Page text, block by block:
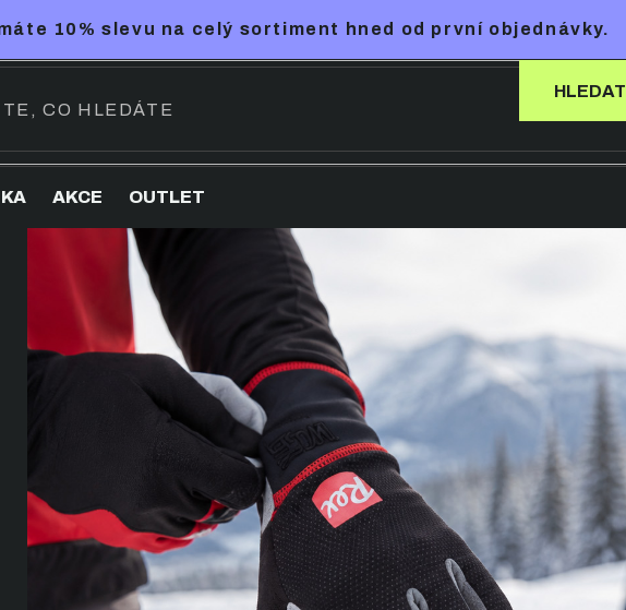
10% slevu na celý sortiment hned od první objednávky.
HLEDAT
AKCE OUTLET